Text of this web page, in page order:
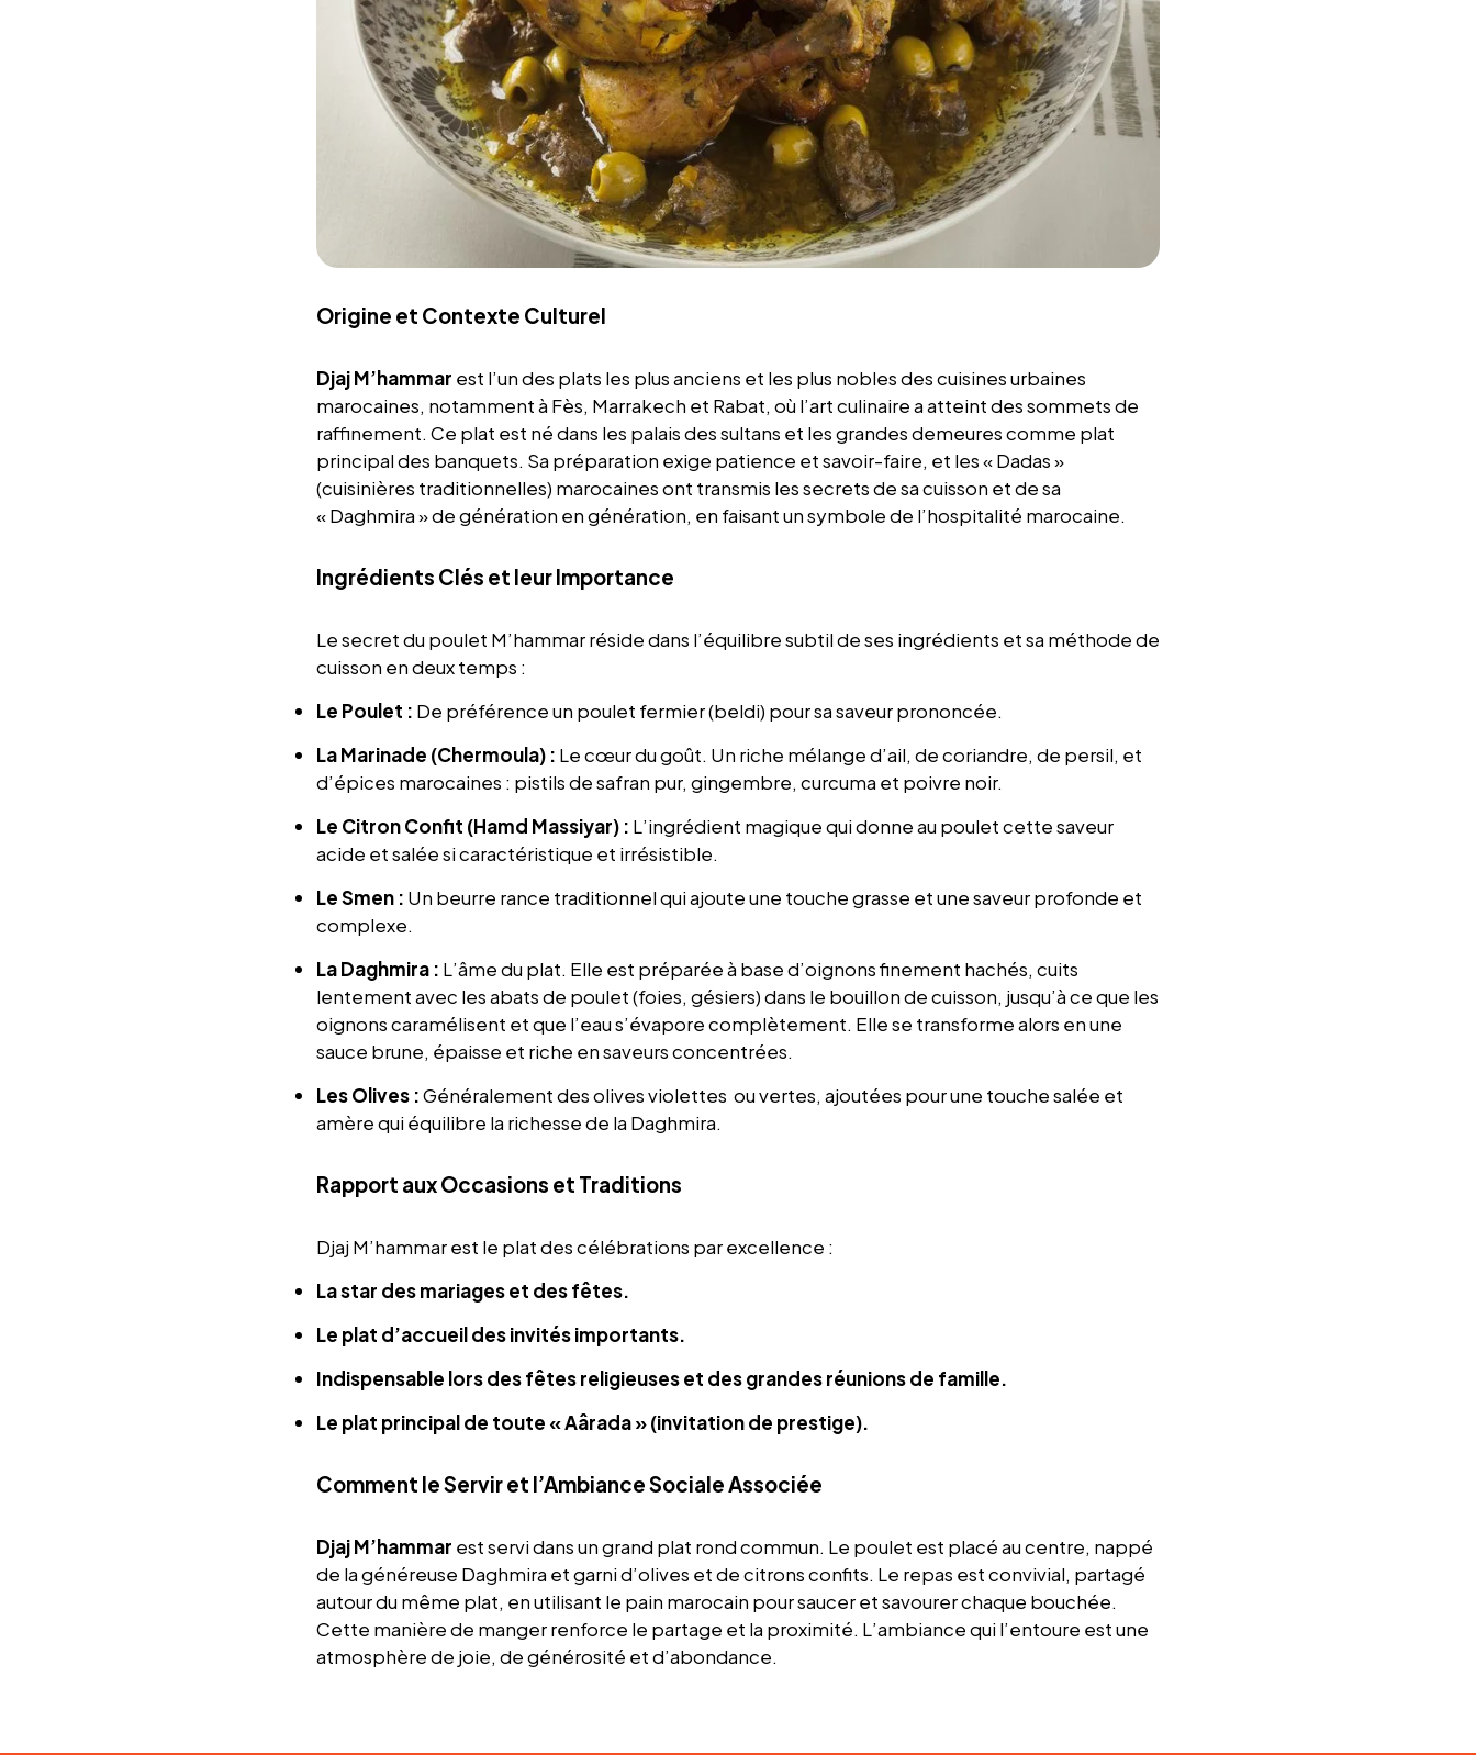
Origine et Contexte Culturel
Djaj M’hammar est l’un des plats les plus anciens et les plus nobles des cuisines urbaines
marocaines, notamment à Fès, Marrakech et Rabat, où l’art culinaire a atteint des sommets de
raffinement. Ce plat est né dans les palais des sultans et les grandes demeures comme plat
principal des banquets. Sa préparation exige patience et savoir-faire, et les « Dadas »
(cuisinières traditionnelles) marocaines ont transmis les secrets de sa cuisson et de sa
« Daghmira » de génération en génération, en faisant un symbole de l’hospitalité marocaine.
Ingrédients Clés et leur Importance
Le secret du poulet M’hammar réside dans l’équilibre subtil de ses ingrédients et sa méthode de
cuisson en deux temps :
Le Poulet : De préférence un poulet fermier (beldi) pour sa saveur prononcée.
La Marinade (Chermoula) : Le cœur du goût. Un riche mélange d’ail, de coriandre, de persil, et
d’épices marocaines : pistils de safran pur, gingembre, curcuma et poivre noir.
Le Citron Confit (Hamd Massiyar) : L’ingrédient magique qui donne au poulet cette saveur
acide et salée si caractéristique et irrésistible.
Le Smen : Un beurre rance traditionnel qui ajoute une touche grasse et une saveur profonde et
complexe.
La Daghmira : L’âme du plat. Elle est préparée à base d’oignons finement hachés, cuits
lentement avec les abats de poulet (foies, gésiers) dans le bouillon de cuisson, jusqu’à ce que les
oignons caramélisent et que l’eau s’évapore complètement. Elle se transforme alors en une
sauce brune, épaisse et riche en saveurs concentrées.
Les Olives :Généralement des olives violettes ou vertes, ajoutées pour une touche salée et
amère qui équilibre la richesse de la Daghmira.
Rapport aux Occasions et Traditions
Djaj M’hammar est le plat des célébrations par excellence :
La star des mariages et des fêtes.
Le plat d’accueil des invités importants.
Indispensable lors des fêtes religieuses et des grandes réunions de famille.
Le plat principal de toute « Aârada » (invitation de prestige).
Comment le Servir et l’Ambiance Sociale Associée
Djaj M’hammar est servi dans un grand plat rond commun. Le poulet est placé au centre, nappé
de la généreuse Daghmira et garni d’olives et de citrons confits. Le repas est convivial, partagé
autour du même plat, en utilisant le pain marocain pour saucer et savourer chaque bouchée.
Cette manière de manger renforce le partage et la proximité. L’ambiance qui l’entoure est une
atmosphère de joie, de générosité et d’abondance.